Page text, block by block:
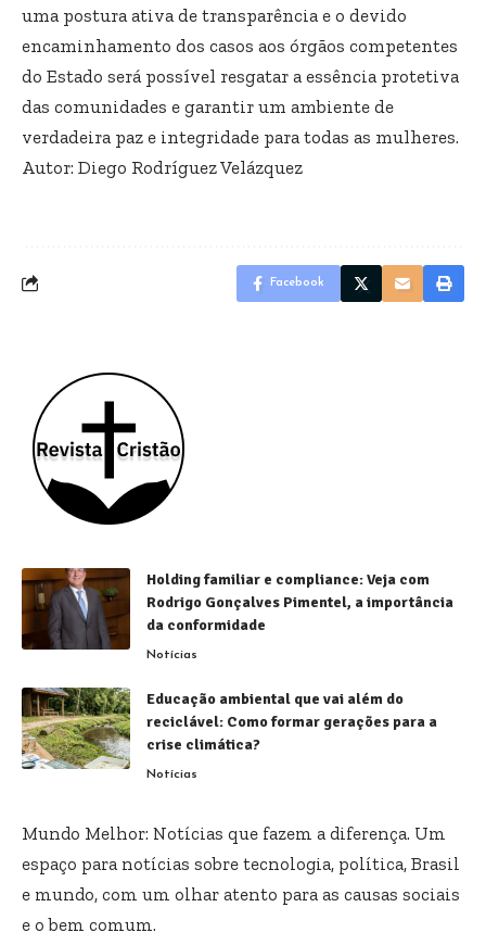
uma postura ativa de transparência e o devido
encaminhamento dos casos aos órgãos competentes
do Estado será possível resgatar a essência protetiva
das comunidades e garantir um ambiente de
verdadeira paz e integridade para todas as mulheres.
Autor: Diego Rodríguez Velázquez
Facebook
Holding familiar e compliance: Veja com
Rodrigo Gonçalves Pimentel, a importância
da conformidade
Notícias
Educação ambiental que vai além do
reciclável: Como formar gerações para a
crise climática?
Notícias
Mundo Melhor: Notícias que fazem a diferença. Um
espaço para notícias sobre tecnologia, política, Brasil
e mundo, com um olhar atento para as causas sociais
e o bem comum.